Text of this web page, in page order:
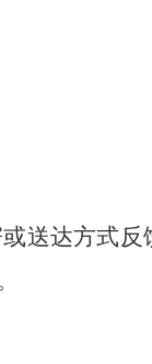
送达方式